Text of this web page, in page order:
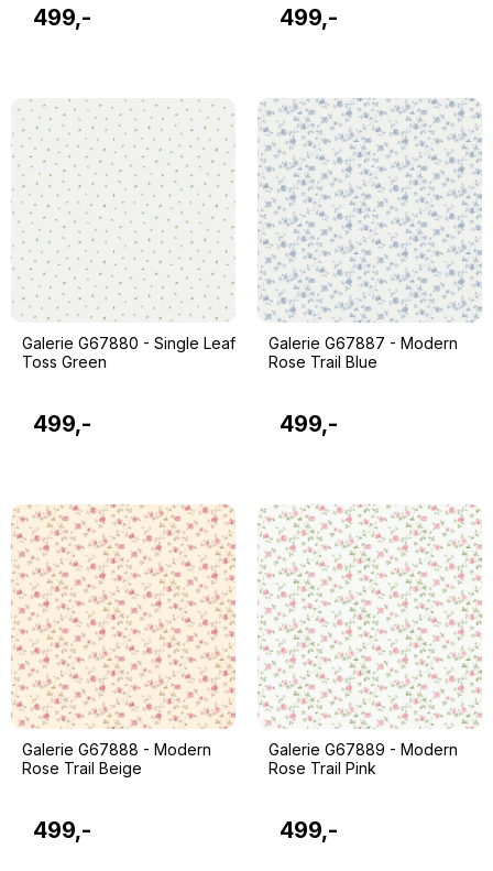
499,- 499,-
Galerie G67880 - Single Leaf
Toss Green
499,-
Galerie G67887 - Modern
Rose Trail Blue
499,-
Galerie G67888 - Modern
Rose Trail Beige
499,-
Galerie G67889 - Modern
Rose Trail Pink
499,-